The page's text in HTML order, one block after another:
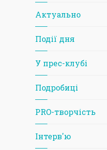
Актуально
Події дня
У прес-клубі
Подробиці
PRO-творчість
Iнтерв'ю